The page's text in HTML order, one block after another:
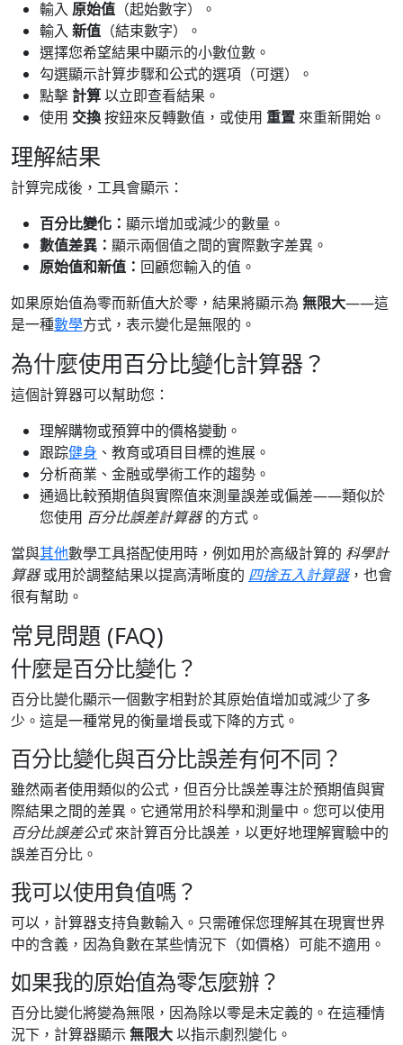
輸入 原始值 （起始數字）。
輸入 新值 （結束數字）。
選擇您希望結果中顯示的小數位數。
勾選顯示計算步驟和公式的選項（可選）。
點擊 計算以立即查看結果。
使用 交換按鈕來反轉數值，或使用 重置 來重新開始。
理解結果
計算完成後，工具會顯示：
百分比變化： 顯示增加或減少的數量。
數值差異： 顯示兩個值之間的實際數字差異。
原始值和新值： 回顧您輸入的值。
如果原始值為零而新值大於零，結果將顯示為 無限大——這
是一種數學方式，表示變化是無限的。
為什麼使用百分比變化計算器？
這個計算器可以幫助您：
理解購物或預算中的價格變動。
跟踪健身 、教育或項目目標的進展。
分析商業、金融或學術工作的趨勢。
通過比較預期值與實際值來測量誤差或偏差——類似於
您使用 百分比誤差計算器的方式。
當與其他數學工具搭配使用時，例如用於高級計算的 科學計
算器或用於調整結果以提高清晰度的 四捨五入計算器，也會
很有幫助。
常見問題 (FAQ)
什麼是百分比變化？
百分比變化顯示一個數字相對於其原始值增加或減少了多
少。這是一種常見的衡量增長或下降的方式。
百分比變化與百分比誤差有何不同？
雖然兩者使用類似的公式，但百分比誤差專注於預期值與實
際結果之間的差異。它通常用於科學和測量中。您可以使用
百分比誤差公式來計算百分比誤差，以更好地理解實驗中的
誤差百分比。
我可以使用負值嗎？
可以，計算器支持負數輸入。只需確保您理解其在現實世界
中的含義，因為負數在某些情況下（如價格）可能不適用。
如果我的原始值為零怎麼辦？
百分比變化將變為無限，因為除以零是未定義的。在這種情
況下，計算器顯示 無限大以指示劇烈變化。